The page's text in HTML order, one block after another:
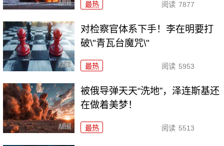
最热 阅读 7877
对检察官体系下手！李在明要打
破\"青瓦台魔咒\"
最热 阅读 5953
被俄导弹天天“洗地”，泽连斯基还
在做着美梦！
最热 阅读 5513